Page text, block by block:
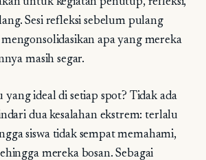
untuk kegiatan penutup, refleksi,
Sesi refleksi sebelum pulang
apa yang mereka
masih segar.
yang ideal di setiap spot? Tidak ada
dua kesalahan ekstrem: terlalu
siswa tidak sempat memahami,
mereka bosan. Sebagai